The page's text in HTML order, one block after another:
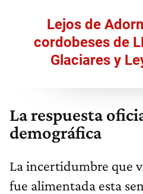
Lejos de
cordobeses de
Glaciares y
La respuesta
demográfica
La incertidumbre que
fue alimentada esta